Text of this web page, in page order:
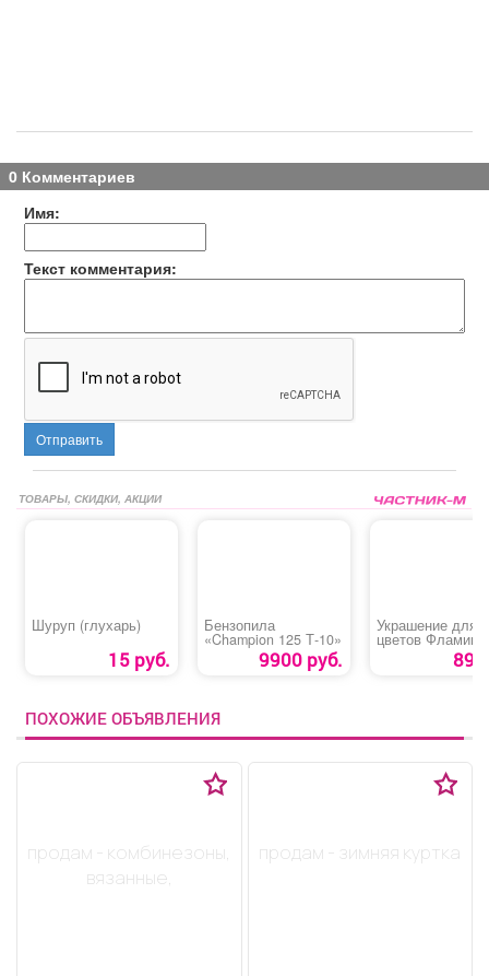
0 Комментариев
Имя:
Текст комментария:
Отправить
ТОВАРЫ, СКИДКИ, АКЦИИ
Шуруп (глухарь)
15 руб.
Бензопила
«Champion 125 Т-10»
9900 руб.
Украшение для
цветов Фламинго с
крыльями 89
ПОХОЖИЕ ОБЪЯВЛЕНИЯ
продам - комбинезоны,
вязанные,
продам - зимняя куртка